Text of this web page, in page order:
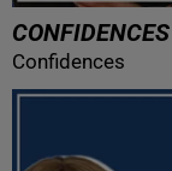
Confidences